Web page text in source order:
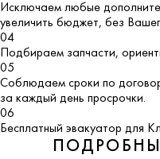
Исключаем любые
увеличить бюджет, без
04
Подбираем запчасти,
05
Соблюдаем сроки по
за каждый день просрочки.
06
Бесплатный эвакуатор для